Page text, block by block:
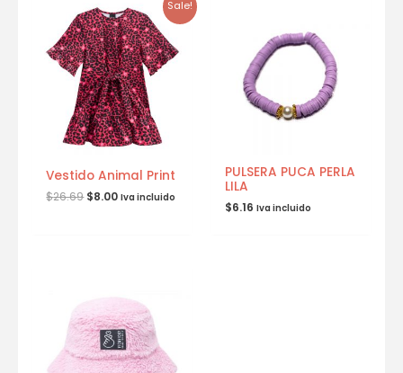
Sale!
Vestido Animal Print
$26.69 $8.00 Iva incluido
PULSERA PUCA PERLA
LILA
$6.16 Iva incluido